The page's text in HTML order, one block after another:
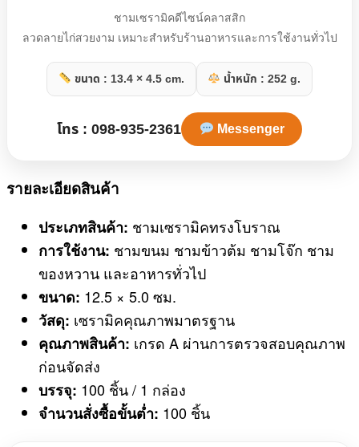
ชามเซรามิคดีไซน์คลาสสิก
ลวดลายไก่สวยงาม เหมาะสำหรับร้านอาหารและการใช้งานทั่วไป
ขนาด : 13.4 × 4.5 cm. น้ำหนัก : 252 g.
โทร : 098-935-2361 Messenger
รายละเอียดสินค้า
ประเภทสินค้า: ชามเซรามิคทรงโบราณ
การใช้งาน: ชามขนม ชามข้าวต้ม ชามโจ๊ก ชาม
ของหวาน และอาหารทั่วไป
ขนาด: 12.5 × 5.0 ซม.
วัสดุ: เซรามิคคุณภาพมาตรฐาน
คุณภาพสินค้า: เกรด A ผ่านการตรวจสอบคุณภาพ
ก่อนจัดส่ง
บรรจุ: 100 ชิ้น / 1 กล่อง
จำนวนสั่งซื้อขั้นต่ำ: 100 ชิ้น